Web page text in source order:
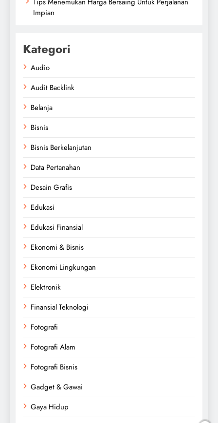
Impian
Kategori
Audio
Audit Backlink
Belanja
Bisnis
Bisnis Berkelanjutan
Data Pertanahan
Desain Grafis
Edukasi
Edukasi Finansial
Ekonomi & Bisnis
Ekonomi Lingkungan
Elektronik
Finansial Teknologi
Fotografi
Fotografi Alam
Fotografi Bisnis
Gadget & Gawai
Gaya Hidup